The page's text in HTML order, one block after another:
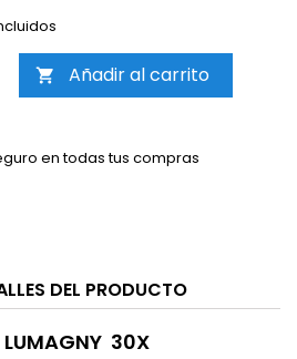
 Añadir al carrito
en todas tus compras
DEL PRODUCTO
30X